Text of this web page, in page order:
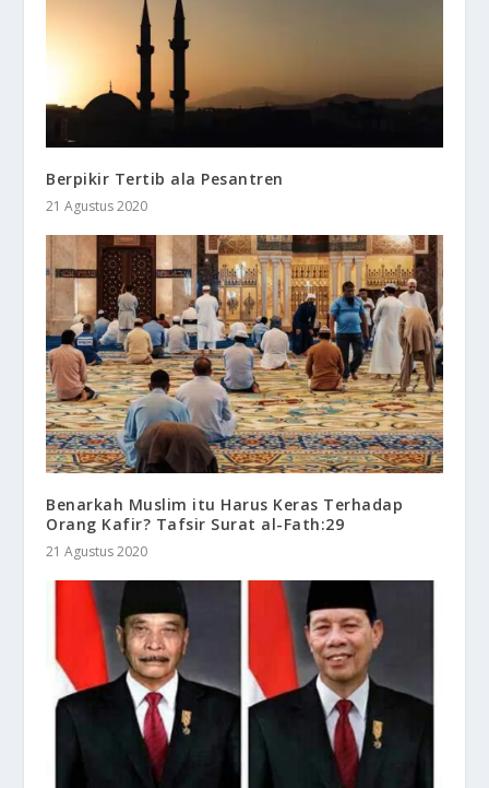
Berpikir Tertib ala Pesantren
21 Agustus 2020
Benarkah Muslim itu Harus Keras Terhadap
Orang Kafir? Tafsir Surat al-Fath:29
21 Agustus 2020